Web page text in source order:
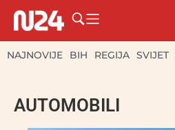
NAJNOVIJE BIH REGIJA SVIJET
AUTOMOBILI